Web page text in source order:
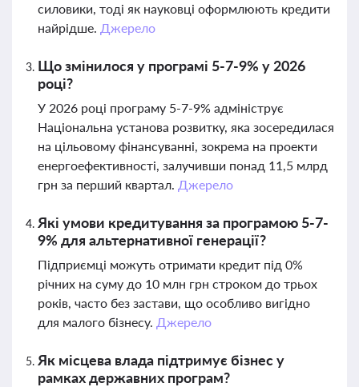
силовики, тоді як науковці оформлюють кредити
найрідше. Джерело
Що змінилося у програмі 5-7-9% у 2026
році?
У 2026 році програму 5-7-9% адмініструє
Національна установа розвитку, яка зосередилася
на цільовому фінансуванні, зокрема на проекти
енергоефективності, залучивши понад 11,5 млрд
грн за перший квартал. Джерело
Які умови кредитування за програмою 5-7-
9% для альтернативної генерації?
Підприємці можуть отримати кредит під 0%
річних на суму до 10 млн грн строком до трьох
років, часто без застави, що особливо вигідно
для малого бізнесу. Джерело
Як місцева влада підтримує бізнес у
рамках державних програм?